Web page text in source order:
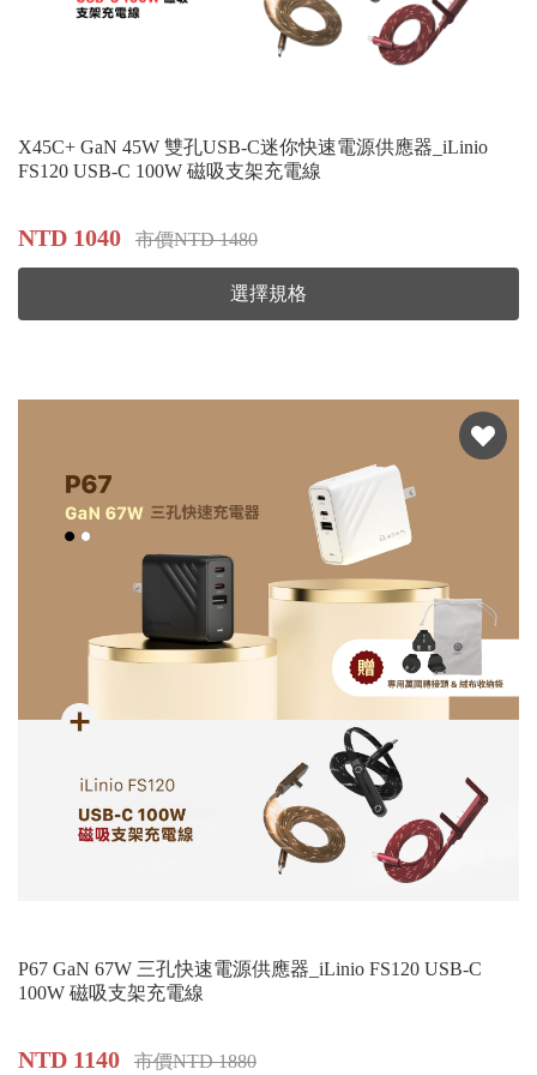
X45C+ GaN 45W 雙孔USB-C迷你快速電源供應器_iLinio
FS120 USB-C 100W 磁吸支架充電線
NTD 1040 市價NTD 1480
選擇規格
P67 GaN 67W 三孔快速電源供應器_iLinio FS120 USB-C
100W 磁吸支架充電線
NTD 1140 市價NTD 1880